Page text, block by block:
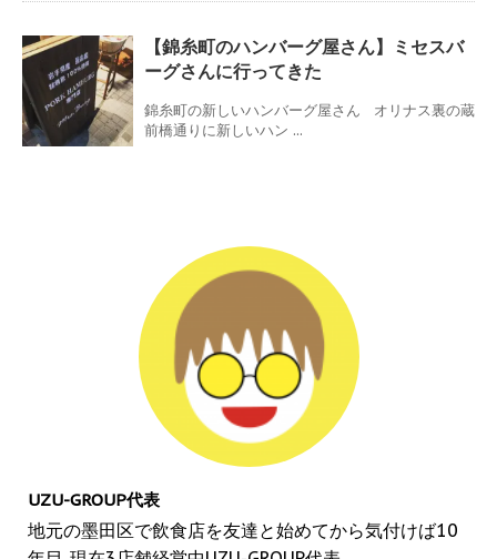
【錦糸町のハンバーグ屋さん】ミセスバ
ーグさんに行ってきた
錦糸町の新しいハンバーグ屋さん オリナス裏の蔵
前橋通りに新しいハン ...
UZU-GROUP代表
地元の墨田区で飲食店を友達と始めてから気付けば10